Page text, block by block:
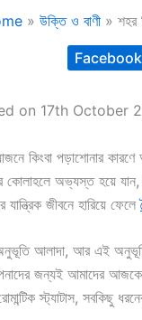
উক্তি ও বাণী শহর
on 17th October
কিংবা পড়াশোনার
অভ্যস্ত হয়ে যান,
জীবনে হারিয়ে ফেলে
আলাদা, আর এই
জন্যই আমাদের
স্ট্যাটাস, সবকিছু